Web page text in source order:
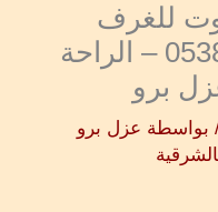
للغرف
الدمام 📞 0538989280 – الراحة
برو
بواسطة عزل برو
0538989280
–
الراحة
والهدوء
مع
0538989280
–
حلول
فعالةمع
عزل
0538989280
–
عالية